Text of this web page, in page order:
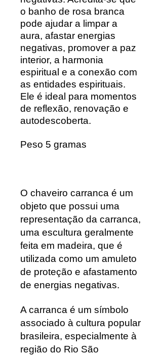
o banho de rosa branca
pode ajudar a limpar a
aura, afastar energias
negativas, promover a paz
interior, a harmonia
espiritual e a conexão com
as entidades espirituais.
Ele é ideal para momentos
de reflexão, renovação e
autodescoberta.
Peso 5 gramas
O chaveiro carranca é um
objeto que possui uma
representação da carranca,
uma escultura geralmente
feita em madeira, que é
utilizada como um amuleto
de proteção e afastamento
de energias negativas.
A carranca é um símbolo
associado à cultura popular
brasileira, especialmente à
região do Rio São